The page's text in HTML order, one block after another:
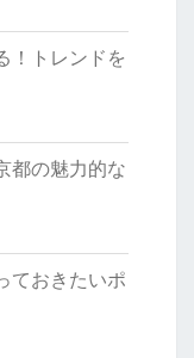
！トレンドを
都の魅力的な
ておきたいポ